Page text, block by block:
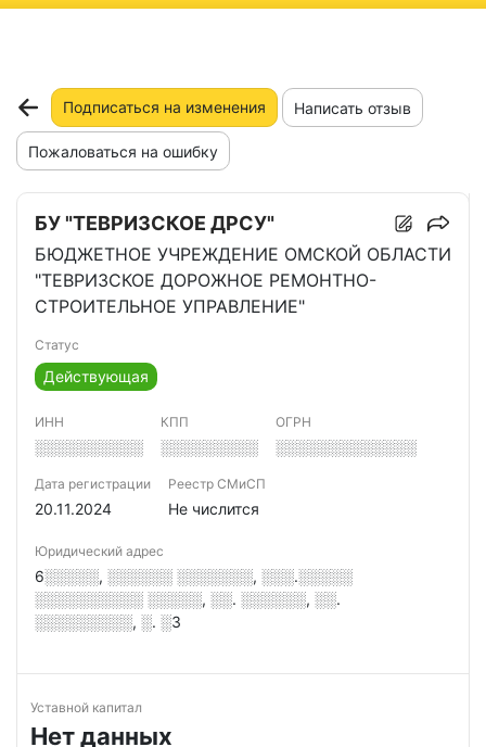
Подписаться на изменения Написать отзыв
Пожаловаться на ошибку
БУ "ТЕВРИЗСКОЕ ДРСУ"
БЮДЖЕТНОЕ УЧРЕЖДЕНИЕ ОМСКОЙ ОБЛАСТИ
"ТЕВРИЗСКОЕ ДОРОЖНОЕ РЕМОНТНО-
СТРОИТЕЛЬНОЕ УПРАВЛЕНИЕ"
Статус
Действующая
ИНН
░░░░░░░░░░
КПП
░░░░░░░░░
ОГРН
░░░░░░░░░░░░░
Дата регистрации
20.11.2024
Реестр СМиСП
Не числится
Юридический адрес
6░░░░░, ░░░░░░ ░░░░░░░, ░░░.░░░░░
░░░░░░░░░░ ░░░░░, ░░. ░░░░░░, ░░.
░░░░░░░░░, ░. ░3
Уставной капитал
Нет данных